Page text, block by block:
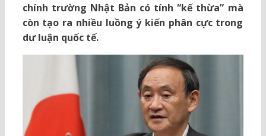
chính trường Nhật Bản có tính “kế thừa” mà
còn tạo ra nhiều luồng ý kiến phân cực trong
dư luận quốc tế.